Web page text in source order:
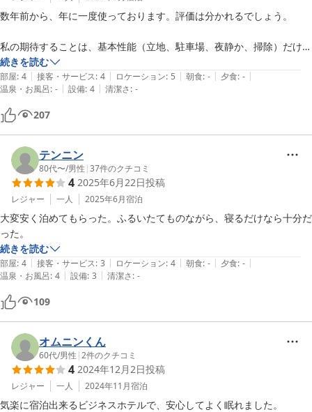
数年前から、年に一度使っております。評価は分かれるでしょう。
私の期待することは、基本性能（立地、駐車場、夜静か、掃除）だけで
す。人によって違うでしょうが、私の感覚だと、これら全てを満たして
います。近所にはコンビニ、飲食店もあり便利です。
アメニティは使い捨て歯ブラシだけですが、価格が価格ですから、私は
そもそも何も期待しておりません。無くて良いです。アメニティや、き
め細かいサービスを期待するなら別の宿が良いと思います。場合によっ
ては、歯ブラシ止めて価格維持してもらいたいです。
数年前から全館禁煙になったようですが、当分はその影響・痕跡があり
ました。時間経過のためでしょう、今回は特段感じられませんでした。
続きを読む
部屋: 4 | 接客・サービス: 4 | ロケーション: 5 | 朝食: - | 夕食: - |
温泉・お風呂: - | 設備: 4 | 清潔さ: -
207
テンニン
80代〜/男性 |37件のクチコミ
4 2025年6月22日投稿
レジャー 一人 2025年6月宿泊
大変安く泊めてもらった。ふるいたてものながら、寝るだけなら十分だ
った。
続きを読む
部屋: 4 | 接客・サービス: 3 | ロケーション: 4 | 朝食: - | 夕食: - |
温泉・お風呂: 4 | 設備: 3 | 清潔さ: -
109
オムニンくん
60代/男性 |2件のクチコミ
4 2024年12月2日投稿
レジャー 一人 2024年11月宿泊
気楽に宿泊出来るビジネスホテルで、安心してよく眠れました。